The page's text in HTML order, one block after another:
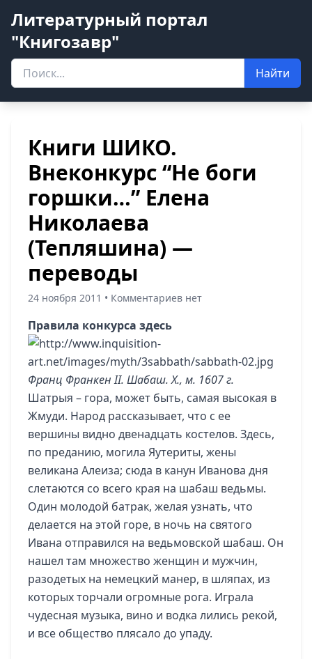
Литературный портал
"Книгозавр"
Найти
Книги ШИКО.
Внеконкурс “Не боги
горшки…” Елена
Николаева
(Тепляшина) —
переводы
24 ноября 2011 • Комментариев нет
Правила конкурса здесь
Франц Франкен II. Шабаш. Х., м. 1607 г.
Шатрыя – гора, может быть, самая высокая в
Жмуди. Народ рассказывает, что с ее
вершины видно двенадцать костелов. Здесь,
по преданию, могила Яутериты, жены
великана Алеиза; сюда в канун Иванова дня
слетаются со всего края на шабаш ведьмы.
Один молодой батрак, желая узнать, что
делается на этой горе, в ночь на святого
Ивана отправился на ведьмовской шабаш. Он
нашел там множество женщин и мужчин,
разодетых на немецкий манер, в шляпах, из
которых торчали огромные рога. Играла
чудесная музыка, вино и водка лились рекой,
и все общество плясало до упаду.